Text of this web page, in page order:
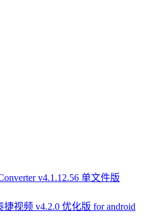
v4.1.12.56 单文件版
视频 v4.2.0 优化版 for android